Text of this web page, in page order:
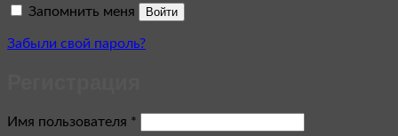
Запомнить меня Войти
Забыли свой пароль?
Имя пользователя *